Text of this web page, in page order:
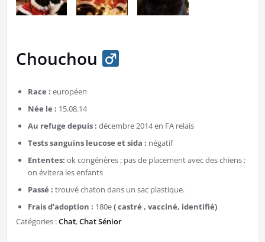
Chouchou
Race : européen
Née le : 15.08.14
Au refuge depuis : décembre 2014 en FA relais
Tests sanguins leucose et sida : négatif
Ententes: ok congénères ; pas de placement avec des chiens ;
on évitera les enfants
Passé : trouvé chaton dans un sac plastique.
Frais d’adoption : 180e( castré , vacciné, identifié)
Catégories :Chat,Chat Sénior